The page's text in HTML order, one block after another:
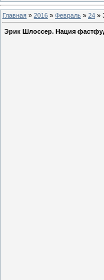
Главная » 2016 » Февраль » 24 »
Эрик Шлоссер. Нация